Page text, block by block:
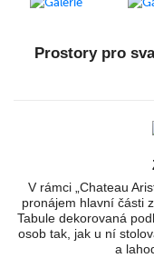
Prostory pro
V rámci „Chateau
pronájem hlavní části
Tabule dekorovaná
osob tak, jak u ní
a